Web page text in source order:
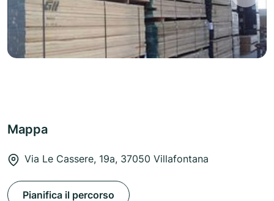
Mappa
Via Le Cassere, 19a, 37050 Villafontana
Pianifica il percorso